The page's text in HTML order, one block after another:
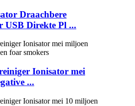
Draachbere
USB Direkte Pl ...
Ionisator mei
...